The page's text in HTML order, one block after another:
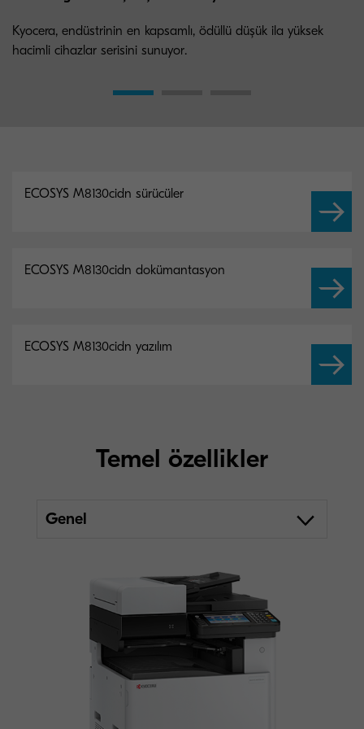
Kyocera, endüstrinin en kapsamlı, ödüllü düşük ila yüksek
hacimli cihazlar serisini sunuyor.
ECOSYS M8130cidn sürücüler
ECOSYS M8130cidn dokümantasyon
ECOSYS M8130cidn yazılım
Temel özellikler
Genel